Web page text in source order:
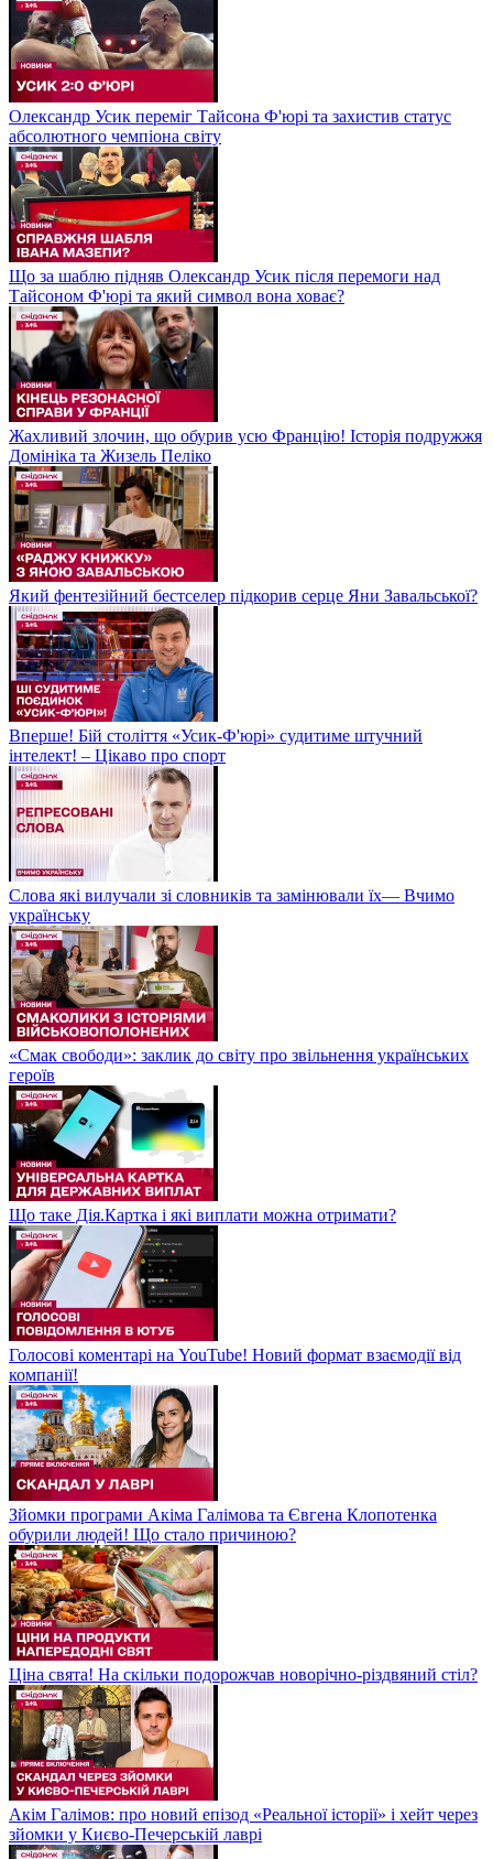
Олександр Усик переміг Тайсона Ф'юрі та захистив статус
абсолютного чемпіона світу
Що за шаблю підняв Олександр Усик після перемоги над
Тайсоном Ф'юрі та який символ вона ховає?
Жахливий злочин, що обурив усю Францію! Історія подружжя
Домініка та Жизель Пеліко
Який фентезійний бестселер підкорив серце Яни Завальської?
Вперше! Бій століття «Усик-Ф'юрі» судитиме штучний
інтелект! – Цікаво про спорт
Слова які вилучали зі словників та замінювали їх— Вчимо
українську
«Смак свободи»: заклик до світу про звільнення українських
героїв
Що таке Дія.Картка і які виплати можна отримати?
Голосові коментарі на YouTube! Новий формат взаємодії від
компанії!
Зйомки програми Акіма Галімова та Євгена Клопотенка
обурили людей! Що стало причиною?
Ціна свята! На скільки подорожчав новорічно-різдвяний стіл?
Акім Галімов: про новий епізод «Реальної історії» і хейт через
зйомки у Києво-Печерській лаврі